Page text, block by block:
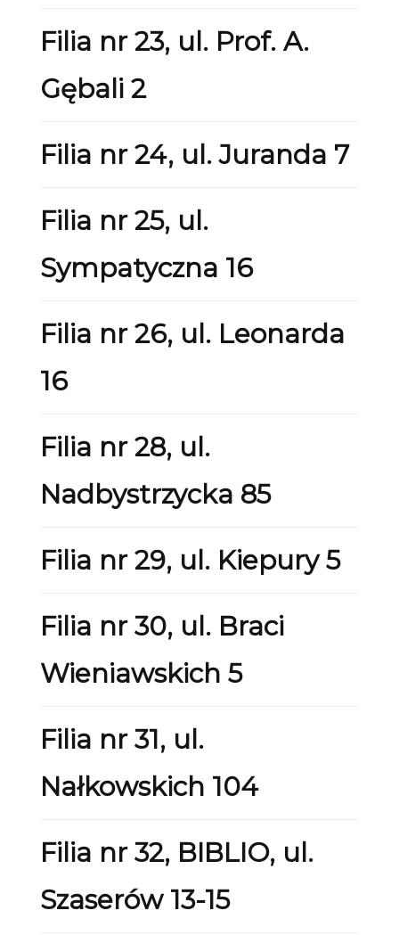
Filia nr 23, ul. Prof. A.
Gębali 2
Filia nr 24, ul. Juranda 7
Filia nr 25, ul.
Sympatyczna 16
Filia nr 26, ul. Leonarda
16
Filia nr 28, ul.
Nadbystrzycka 85
Filia nr 29, ul. Kiepury 5
Filia nr 30, ul. Braci
Wieniawskich 5
Filia nr 31, ul.
Nałkowskich 104
Filia nr 32, BIBLIO, ul.
Szaserów 13-15